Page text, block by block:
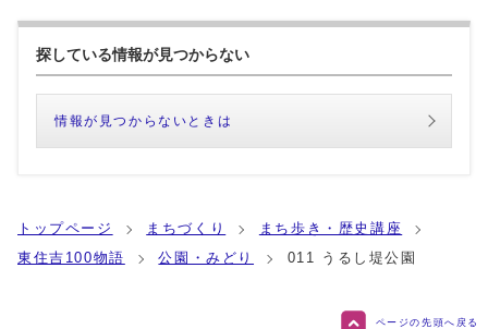
探している情報が見つからない
情報が見つからないときは
トップページ まちづくり
まち歩き・歴史講座
東住吉100物語
公園・みどり 011 うるし堤公園
ページの先頭へ戻る